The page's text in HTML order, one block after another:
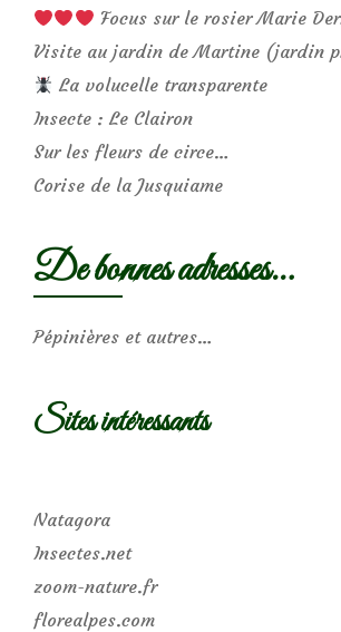
Focus sur le rosier Marie
Visite au jardin de Martine (jardin
La volucelle transparente
Insecte : Le Clairon
Sur les fleurs de circe…
Corise de la Jusquiame
De bonnes adresses…
Pépinières et autres…
Sites intéressants
Natagora
Insectes.net
zoom-nature.fr
florealpes.com